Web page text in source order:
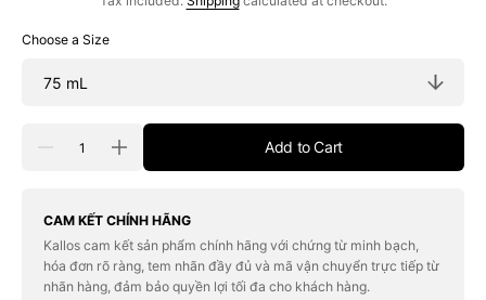
price
price
Choose a Size
Decrease
Khoáng
Prestige
La
Micro-
Increase
quantity
Khoáng
Prestige
La
Micro-
Add to Cart
CAM KẾT CHÍNH HÃNG
Kallos cam kết sản phẩm chính hãng với chứng từ minh bạch,
hóa đơn rõ ràng, tem nhãn đầy đủ và mã vận chuyển trực tiếp từ
nhãn hàng, đảm bảo quyền lợi tối đa cho khách hàng.